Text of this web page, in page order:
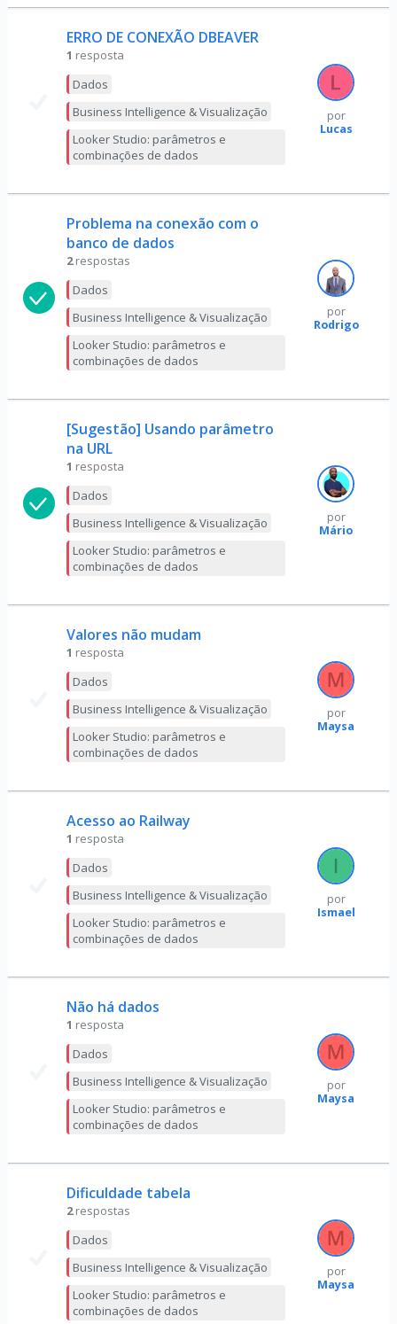
ERRO DE CONEXÃO DBEAVER
1 resposta
Dados
Business Intelligence & Visualização
Looker Studio: parâmetros e
combinações de dados
por
Lucas
Problema na conexão com o
banco de dados
2 respostas
Dados
Business Intelligence & Visualização
Looker Studio: parâmetros e
combinações de dados
por
Rodrigo
[Sugestão] Usando parâmetro
na URL
1 resposta
Dados
Business Intelligence & Visualização
Looker Studio: parâmetros e
combinações de dados
por
Mário
Valores não mudam
1 resposta
Dados
Business Intelligence & Visualização
Looker Studio: parâmetros e
combinações de dados
por
Maysa
Acesso ao Railway
1 resposta
Dados
Business Intelligence & Visualização
Looker Studio: parâmetros e
combinações de dados
por
Ismael
Não há dados
1 resposta
Dados
Business Intelligence & Visualização
Looker Studio: parâmetros e
combinações de dados
por
Maysa
Dificuldade tabela
2 respostas
Dados
Business Intelligence & Visualização
Looker Studio: parâmetros e
combinações de dados
por
Maysa